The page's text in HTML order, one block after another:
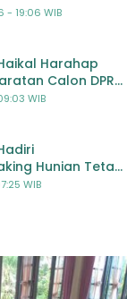
Anak,
- 19:06 WIB
Harahap
Calon DPR
WIB
Hunian Tetap
di
WIB